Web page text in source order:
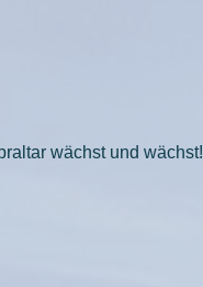
wächst und wächst!